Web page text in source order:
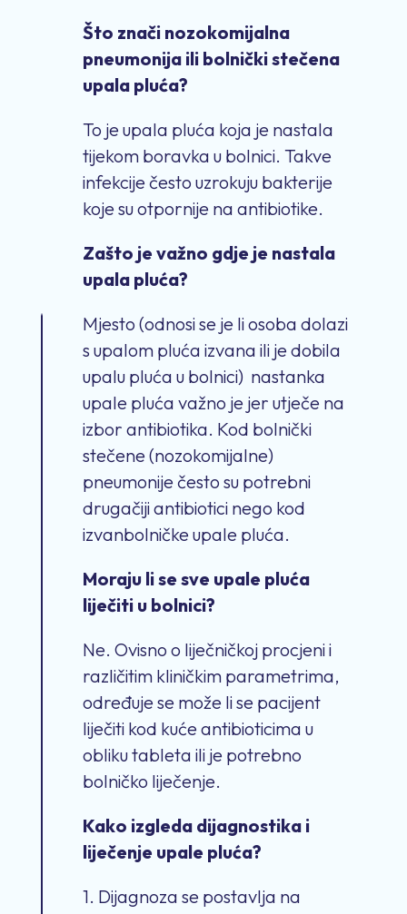
Što znači nozokomijalna
pneumonija ili bolnički stečena
upala pluća?
To je upala pluća koja je nastala
tijekom boravka u bolnici. Takve
infekcije često uzrokuju bakterije
koje su otpornije na antibiotike.
Zašto je važno gdje je nastala
upala pluća?
Mjesto (odnosi se je li osoba dolazi
s upalom pluća izvana ili je dobila
upalu pluća u bolnici) nastanka
upale pluća važno je jer utječe na
izbor antibiotika. Kod bolnički
stečene (nozokomijalne)
pneumonije često su potrebni
drugačiji antibiotici nego kod
izvanbolničke upale pluća.
Moraju li se sve upale pluća
liječiti u bolnici?
Ne. Ovisno o liječničkoj procjeni i
različitim kliničkim parametrima,
određuje se može li se pacijent
liječiti kod kuće antibioticima u
obliku tableta ili je potrebno
bolničko liječenje.
Kako izgleda dijagnostika i
liječenje upale pluća?
1. Dijagnoza se postavlja na